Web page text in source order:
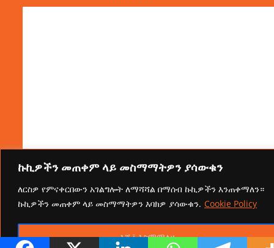
ኩኪዎችን መጠቀም ላይ መስማማትዎን ያሳውቁን
ለርስዎ የምናቀርበውን አገልግሎት ለማሻሻል በማሰብ ኩኪዎችን እንጠቀማለን።
ኩኪዎችን መጠቀም ላይ መስማማትዎን እባክዎ ያሳውቁን. Cookie Policy
እሺ፤ እስማማለሁ